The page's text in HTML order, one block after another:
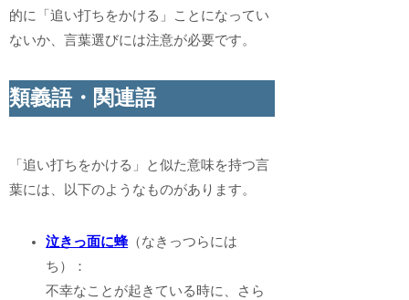
的に「追い打ちをかける」ことになってい
ないか、言葉選びには注意が必要です。
類義語・関連語
「追い打ちをかける」と似た意味を持つ言
葉には、以下のようなものがあります。
泣きっ面に蜂 （なきっつらには
ち）：
不幸なことが起きている時に、さら